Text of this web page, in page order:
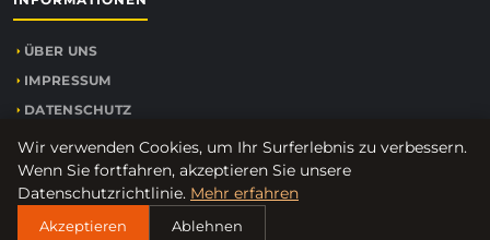
ÜBER UNS
IMPRESSUM
DATENSCHUTZ
SEITENÜBERSICHT
© 2026Fueralletiere.de. Alle Rechte vorbehalten.
Wir verwenden Cookies, um Ihr Surferlebnis zu verbessern.
Wenn Sie fortfahren, akzeptieren Sie unsere
Datenschutzrichtlinie. Mehr erfahren
Akzeptieren Ablehnen